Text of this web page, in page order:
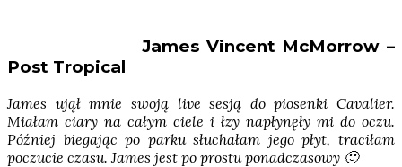
James Vincent McMorrow –
Post Tropical
James ujął mnie swoją live sesją do piosenki Cavalier.
Miałam ciary na całym ciele i łzy napłynęły mi do oczu.
Później biegając po parku słuchałam jego płyt, traciłam
poczucie czasu. James jest po prostu ponadczasowy 🙂